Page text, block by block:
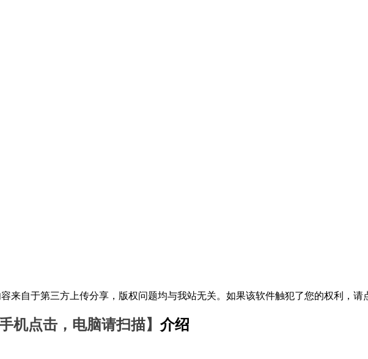
来自于第三方上传分享，版权问题均与我站无关。如果该软件触犯了您的权利，请
机点击，电脑请扫描】 介绍